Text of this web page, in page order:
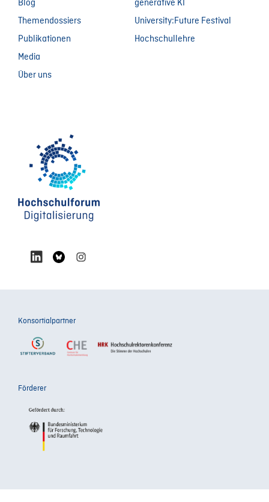
Blog
Themendossiers
Publikationen
Media
Über uns
generative KI
University:Future Festival
Hochschullehre
Konsortialpartner
Förderer